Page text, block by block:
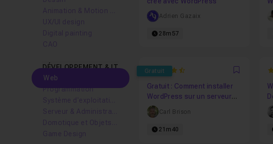
UX/UI design
Digital painting
CAO
DÉVELOPPEMENT & IT
Web
Programmation
Game Design
Adrien Gazaix
28m57
Gratuit
4.85 Favori
Gratuit : Comment installer
WordPress sur un serveur
distant
Carl Brison
21m40